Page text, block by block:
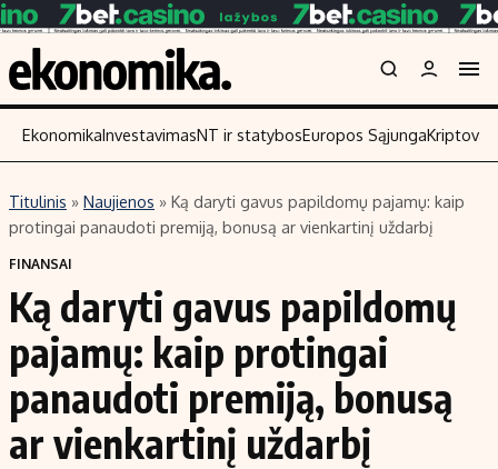
Turinys
Naujienos
Aplinka
Verslas
Energetika
Ekonomika
Politika
Skaitykite
Įmonės
Žemės ūkis
Technologijos
Laisvalaikis
EkonomikaInvestavimasNT ir statybosEuropos Sąjunga
Titulinis » Naujienos » Ką daryti gavus papildomų pajamų: kaip
protingai panaudoti premiją, bonusą ar vienkartinį uždarbį
FINANSAI
Ką daryti gavus papildomų
pajamų: kaip protingai
panaudoti premiją, bonusą
ar vienkartinį uždarbį